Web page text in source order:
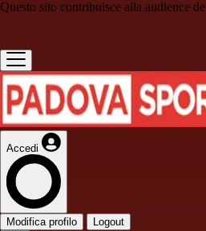
Questo sito contribuisce alla audience de
Accedi
Modifica profilo Logout